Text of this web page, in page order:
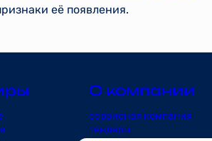
её появления.
О компании
сервисная компания
тендеры